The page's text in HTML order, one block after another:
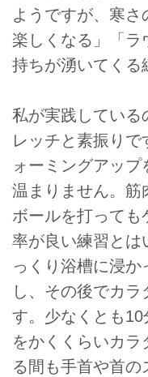
ようですが、寒
楽しくなる」「ラ
持ちが湧いてくる
私が実践している
レッチと素振りで
ォーミングアッ
温まりません。筋
ボールを打っても
率が良い練習とは
っくり浴槽に浸か
し、その後でカラ
す。少なくとも
をかくくらいカ
る間も手首や首